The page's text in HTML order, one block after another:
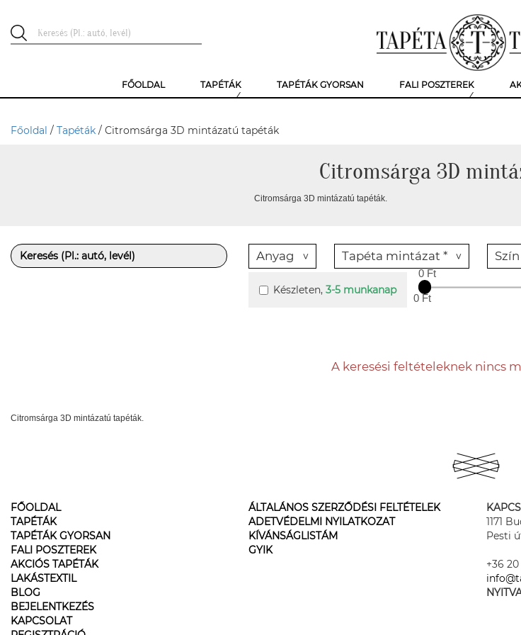
FŐOLDAL TAPÉTÁK TAPÉTÁK GYORSAN FALI POSZTEREK
Főoldal / Tapéták / Citromsárga 3D mintázatú tapéták
Citromsárga 3D
Citromsárga 3D mintázatú tapéták.
Anyag Tapéta mintázat *
Készleten, 3-5 munkanap
0 Ft
0 Ft
A keresési feltételeknek nincs
Citromsárga 3D mintázatú tapéták.
FŐOLDAL
TAPÉTÁK
TAPÉTÁK GYORSAN
FALI POSZTEREK
AKCIÓS TAPÉTÁK
LAKÁSTEXTIL
BLOG
BEJELENTKEZÉS
KAPCSOLAT
ÁLTALÁNOS SZERZŐDÉSI FELTÉTELEK
ADETVÉDELMI NYILATKOZAT
KÍVÁNSÁGLISTÁM
GYIK
1171
Pesti
+36 20